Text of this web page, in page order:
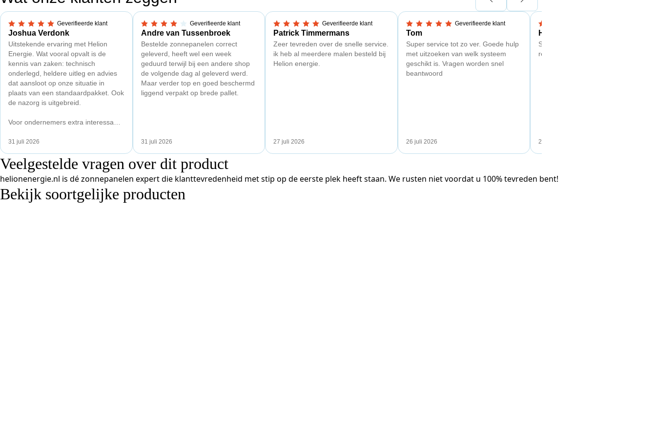
Geverifieerde klant
5,0 van 5 sterren
Joshua Verdonk
Uitstekende ervaring met Helion
Energie. Wat vooral opvalt is de
kennis van zaken: technisch
onderlegd, heldere uitleg en advies
dat aansloot op onze situatie in
plaats van een standaardpakket. Ook
de nazorg is uitgebreid.
Voor ondernemers extra interessant:
capaciteitsprobleem. Een zwaardere
betekende een fors bedrag, wachttijd
en hoger vastrecht. Via Helion
bereikten we hetzelfde voor een
kwart van die kosten, plus
noodstroom voor de hele camping en
31 juli 2026
Geverifieerde klant
4 van 5 sterren
Andre van Tussenbroek
Bestelde zonnepanelen correct
geleverd, heeft wel een week
geduurd terwijl bij een andere shop
de volgende dag al geleverd werd.
Maar verder top en goed beschermd
liggend verpakt op brede pallet.
31 juli 2026
Geverifieerde klant
5,0 van 5 sterren
Patrick Timmermans
Zeer tevreden over de snelle service.
ik heb al meerdere malen besteld bij
Helion energie.
27 juli 2026
Geverifieerde klant
5,0 van 5 sterren
Tom
Super service tot zo ver. Goede hulp
met uitzoeken van welk systeem
geschikt is. Vragen worden snel
beantwoord
26 juli 2026
4 van 5 sterren
Hans Kollenbrander
Snelle levering en goede snelle
respons bij installatie.
26 juli 2026
Veelgestelde vragen over dit product
helionenergie.nl is dé zonnepanelen expert die klanttevredenheid met stip op de eerste plek heeft staan. We rusten niet voordat u 100% tevreden bent!
Bekijk soortgelijke producten